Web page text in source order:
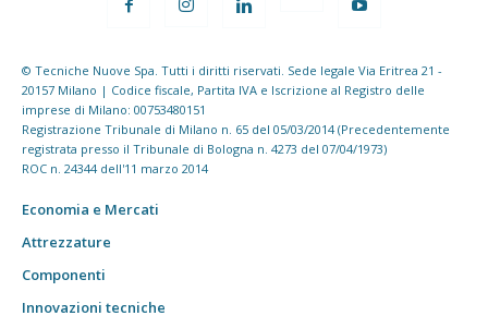
© Tecniche Nuove Spa. Tutti i diritti riservati. Sede legale Via Eritrea 21 -
20157 Milano | Codice fiscale, Partita IVA e Iscrizione al Registro delle
imprese di Milano: 00753480151
Registrazione Tribunale di Milano n. 65 del 05/03/2014 (Precedentemente
registrata presso il Tribunale di Bologna n. 4273 del 07/04/1973)
ROC n. 24344 dell'11 marzo 2014
Economia e Mercati
Attrezzature
Componenti
Innovazioni tecniche